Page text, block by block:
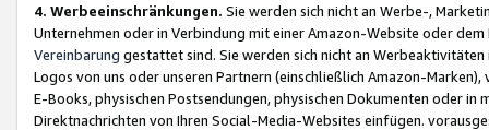
4. Werbeeinschränkungen. Sie werden sich nicht an Werbe-,
Unternehmen oder in Verbindung mit einer Amazon-Website oder
Vereinbarung gestattet sind. Sie werden sich nicht an
Logos von uns oder unseren Partnern (einschließlich Amazon-
E-Books, physischen Postsendungen, physischen Dokumenten oder in
Direktnachrichten von Ihren Social-Media-Websites einfügen.